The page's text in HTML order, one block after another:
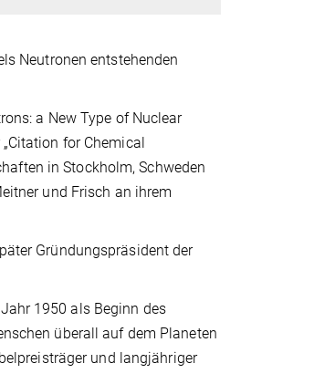
Neutronen entstehenden
a New Type of Nuclear
for Chemical
in Stockholm, Schweden
und Frisch an ihrem
Gründungspräsident der
1950 als Beginn des
überall auf dem Planeten
und langjähriger